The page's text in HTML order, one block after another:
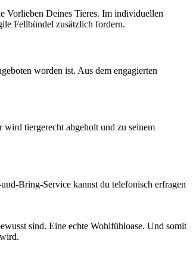
Vorlieben Deines Tieres. Im individuellen
Fellbündel zusätzlich fordern.
worden ist. Aus dem engagierten
tiergerecht abgeholt und zu seinem
Bring-Service kannst du telefonisch erfragen
sind. Eine echte Wohlfühloase. Und somit